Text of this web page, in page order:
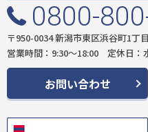
0800-
〒950-0034 新潟市東区浜谷町1丁
営業時間：9:30〜18:00 定休日：
お問い合わせ